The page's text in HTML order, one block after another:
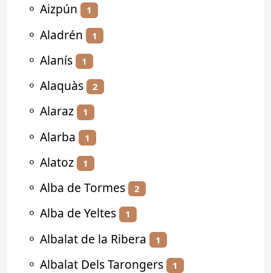
⚬ Aizpún 1
⚬ Aladrén 1
⚬ Alanís 1
⚬ Alaquàs 2
⚬ Alaraz 1
⚬ Alarba 1
⚬ Alatoz 1
⚬ Alba de Tormes 2
⚬ Alba de Yeltes 1
⚬ Albalat de la Ribera 1
⚬ Albalat Dels Tarongers 1